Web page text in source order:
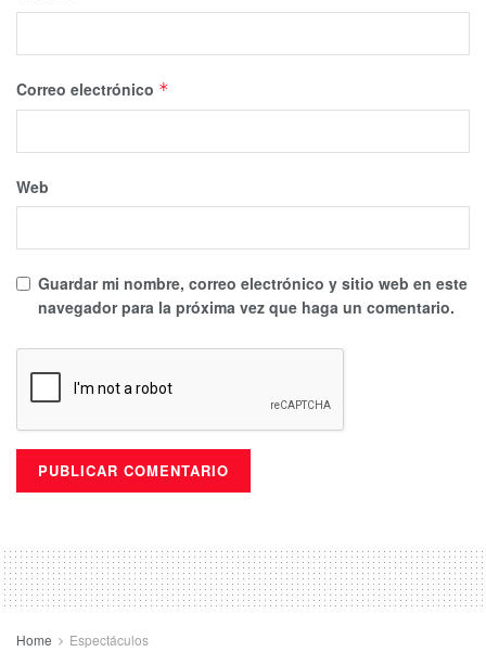
Correo electrónico *
Web
Guardar mi nombre, correo electrónico y sitio web en este
navegador para la próxima vez que haga un comentario.
Home Espectáculos